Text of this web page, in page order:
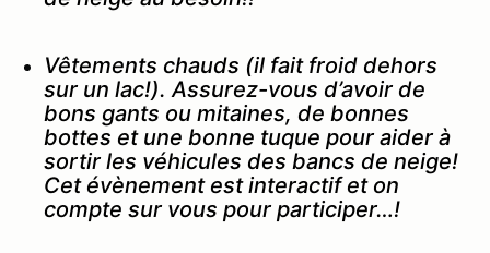
Vêtements chauds (il fait froid dehors
sur un lac!). Assurez-vous d’avoir de
bons gants ou mitaines, de bonnes
bottes et une bonne tuque pour aider à
sortir les véhicules des bancs de neige!
Cet évènement est interactif et on
compte sur vous pour participer…!